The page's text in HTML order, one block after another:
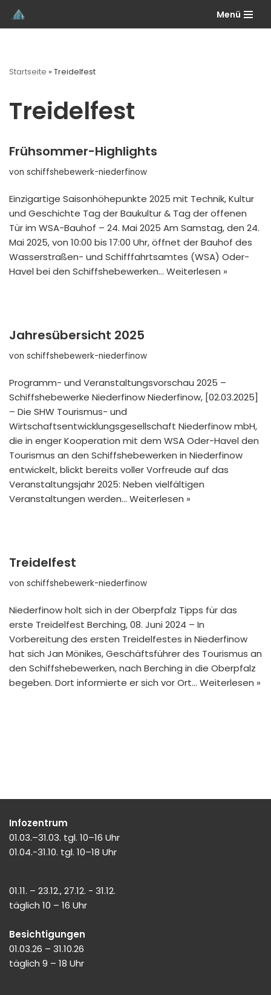
Zum
Menü
Startseite » Treidelfest
Treidelfest
Frühsommer-Highlights
von schiffshebewerk-niederfinow
Einzigartige Saisonhöhepunkte 2025 mit Technik, Kultur
und Geschichte Tag der Baukultur & Tag der offenen
Tür im WSA-Bauhof – 24. Mai 2025 Am Samstag, den 24.
Mai 2025, von 10:00 bis 17:00 Uhr, öffnet der Bauhof des
Wasserstraßen- und Schifffahrtsamtes (WSA) Oder-
Havel bei den Schiffshebewerken… Weiterlesen »
Jahresübersicht 2025
von schiffshebewerk-niederfinow
Programm- und Veranstaltungsvorschau 2025 –
Schiffshebewerke Niederfinow Niederfinow, [02.03.2025]
– Die SHW Tourismus- und
Wirtschaftsentwicklungsgesellschaft Niederfinow mbH,
die in enger Kooperation mit dem WSA Oder-Havel den
Tourismus an den Schiffshebewerken in Niederfinow
entwickelt, blickt bereits voller Vorfreude auf das
Veranstaltungsjahr 2025: Neben vielfältigen
Veranstaltungen werden… Weiterlesen »
Treidelfest
von schiffshebewerk-niederfinow
Niederfinow holt sich in der Oberpfalz Tipps für das
erste Treidelfest Berching, 08. Juni 2024 – In
Vorbereitung des ersten Treidelfestes in Niederfinow
hat sich Jan Mönikes, Geschäftsführer des Tourismus an
den Schiffshebewerken, nach Berching in die Oberpfalz
begeben. Dort informierte er sich vor Ort… Weiterlesen »
Infozentrum
01.03.–31.03. tgl. 10–16 Uhr
01.04.-31.10. tgl. 10–18 Uhr
01.11. – 23.12., 27.12. - 31.12.
täglich 10 – 16 Uhr
Besichtigungen
01.03.26 – 31.10.26
täglich 9 – 18 Uhr